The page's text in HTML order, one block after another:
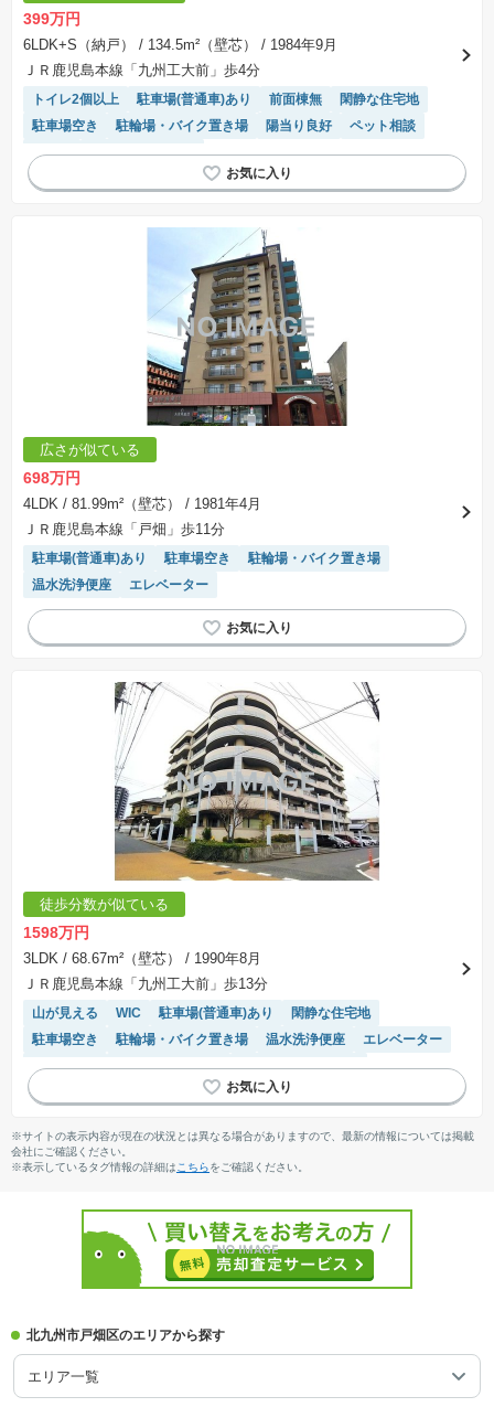
399万円
6LDK+S（納戸） / 134.5m²（壁芯）
/ 1984年9月
ＪＲ鹿児島本線「九州工大前」歩4分
トイレ2個以上 駐車場(普通車)あり 前面棟無
閑静な住宅地
駐車場空き
駐輪場・バイク置き場 陽当り良好
ペット相談
平坦地
システムキッチン
広さが似ている
698万円
4LDK / 81.99m²（壁芯）
/ 1981年4月
ＪＲ鹿児島本線「戸畑」歩11分
駐車場(普通車)あり 駐車場空き
駐輪場・バイク置き場
温水洗浄便座
エレベーター
徒歩分数が似ている
1598万円
3LDK / 68.67m²（壁芯）
/ 1990年8月
ＪＲ鹿児島本線「九州工大前」歩13分
山が見える WIC 駐車場(普通車)あり
閑静な住宅地
駐車場空き
駐輪場・バイク置き場 温水洗浄便座
エレベーター
浴室乾燥機
システムキッチン リフォーム済み物件
※サイトの表示内容が現在の状況とは異なる場合がありますので、最新の情報については掲載
会社にご確認ください。
※表示しているタグ情報の詳細は こちらをご確認ください。
北九州市戸畑区のエリアから探す
エリア一覧